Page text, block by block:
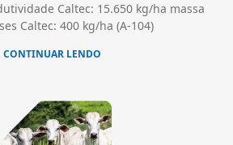
Caltec: 15.650 kg/ha massa
Caltec: 400 kg/ha (A-104)
CONTINUAR LENDO